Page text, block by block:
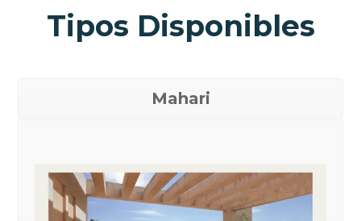
Tipos Disponibles
Mahari